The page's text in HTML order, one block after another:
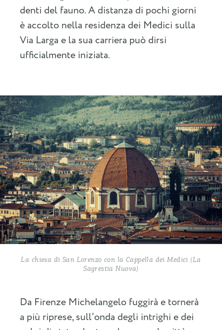
denti del fauno. A distanza di pochi giorni
è accolto nella residenza dei Medici sulla
Via Larga e la sua carriera può dirsi
ufficialmente iniziata.
La chiesa di San Lorenzo con la Cappella dei Medici (La
Sagrestia Nuova)
Da Firenze Michelangelo fuggirà e tornerà
a più riprese, sull’onda degli intrighi e dei